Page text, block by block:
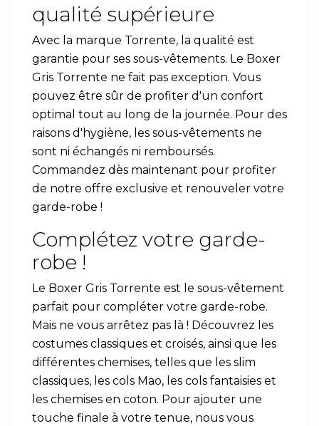
qualité supérieure
Avec la marque Torrente, la qualité est
garantie pour ses sous-vêtements. Le Boxer
Gris Torrente ne fait pas exception. Vous
pouvez être sûr de profiter d'un confort
optimal tout au long de la journée. Pour des
raisons d'hygiène, les sous-vêtements ne
sont ni échangés ni remboursés.
Commandez dès maintenant pour profiter
de notre offre exclusive et renouveler votre
garde-robe !
Complétez votre garde-
robe !
Le Boxer Gris Torrente est le sous-vêtement
parfait pour compléter votre garde-robe.
Mais ne vous arrêtez pas là ! Découvrez les
costumes classiques et croisés, ainsi que les
différentes chemises, telles que les slim
classiques, les cols Mao, les cols fantaisies et
les chemises en coton. Pour ajouter une
touche finale à votre tenue, nous vous